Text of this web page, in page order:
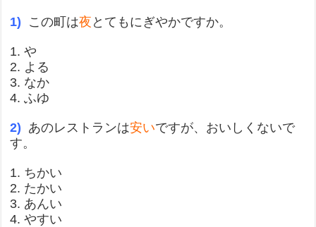
1) この町は夜 とてもにぎやかですか。
1. や
2. よる
3. なか
4. ふゆ
2) あのレストランは安いですが、おいしくないで
す。
1. ちかい
2. たかい
3. あんい
4. やすい